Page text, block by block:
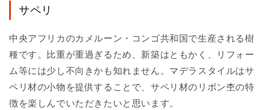
サペリ
中央アフリカのカメルーン・コンゴ共和国で生産される樹
種です。比重が重過ぎるため、新築はともかく、リフォー
ム等には少し不向きかも知れません。マデラスタイルはサ
ペリ材の小物を提供することで、サペリ材のリボン杢の特
徴を楽しんでいただきたいと思います。